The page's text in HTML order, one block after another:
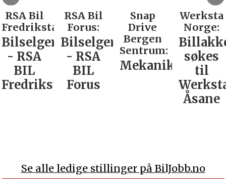
RSA Bil
Fredrikstad:
Bilselger
- RSA
BIL
Fredrikstad
RSA Bil
Forus:
Bilselger
- RSA
BIL
Forus
Snap
Drive
Bergen
Sentrum:
Mekaniker
Werksta
Norge:
søkes
til
Åsane
Se alle ledige stillinger på BilJobb.no